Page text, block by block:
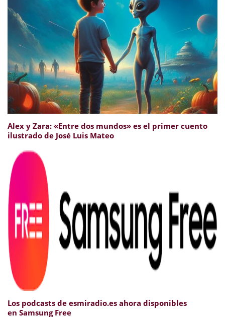
Alex y Zara: «Entre dos mundos» es el primer cuento
ilustrado de José Luis Mateo
Los podcasts de esmiradio.es ahora disponibles
en Samsung Free